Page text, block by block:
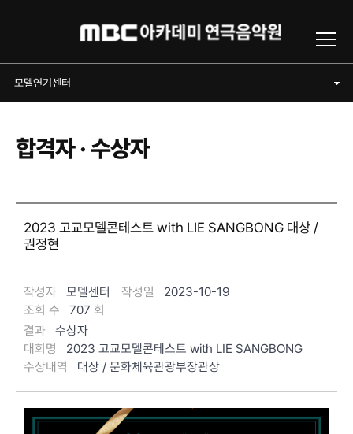
모델연기센터
합격자 · 수상자
2023 고교모델콘테스트 with LIE SANGBONG 대상 /
권정현
작성자 모델센터 작성일
2023-10-19
조회 수
707 회
결과
수상자
대회명
2023 고교모델콘테스트 with LIE SANGBONG
수상내역
대상 / 문화체육관광부장관상